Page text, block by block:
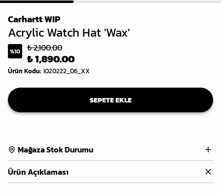
1 2 3
Carhartt WIP
Acrylic Watch Hat 'Wax'
%10 ₺ 2,100.00
₺ 1,890.00
Ürün Kodu: I020222_D6_XX
SEPETE EKLE
Mağaza Stok Durumu
Ürün Açıklaması